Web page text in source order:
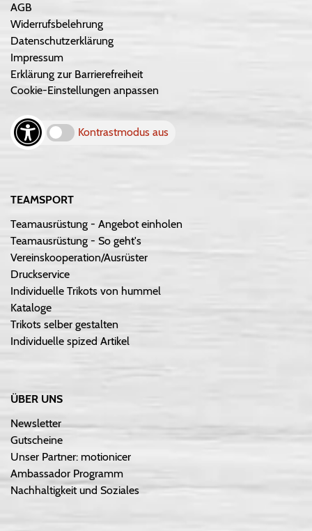
AGB
Widerrufsbelehrung
Datenschutzerklärung
Impressum
Erklärung zur Barrierefreiheit
Cookie-Einstellungen anpassen
Kontrastmodus aus
TEAMSPORT
Teamausrüstung - Angebot einholen
Teamausrüstung - So geht's
Vereinskooperation/Ausrüster
Druckservice
Individuelle Trikots von hummel
Kataloge
Trikots selber gestalten
Individuelle spized Artikel
ÜBER UNS
Newsletter
Gutscheine
Unser Partner: motionicer
Ambassador Programm
Nachhaltigkeit und Soziales